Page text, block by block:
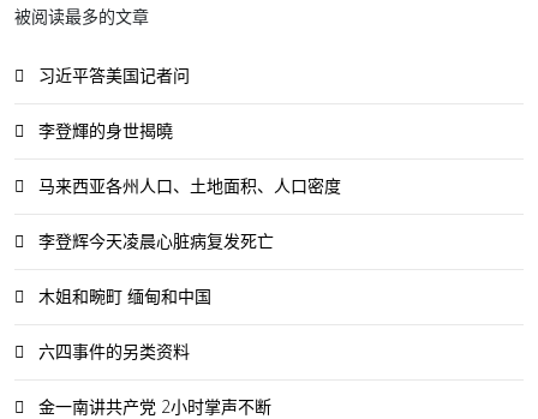
被阅读最多的文章
习近平答美国记者问
李登輝的身世揭曉
马来西亚各州人口、土地面积、人口密度
李登辉今天凌晨心脏病复发死亡
木姐和畹町 缅甸和中国
六四事件的另类资料
金一南讲共产党 2小时掌声不断